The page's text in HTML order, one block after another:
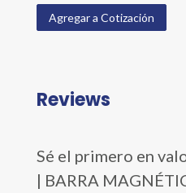
Agregar a Cotización
Reviews
Sé el primero en
| BARRA